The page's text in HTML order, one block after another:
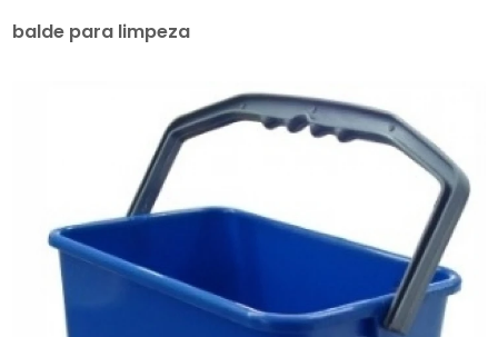
balde para limpeza